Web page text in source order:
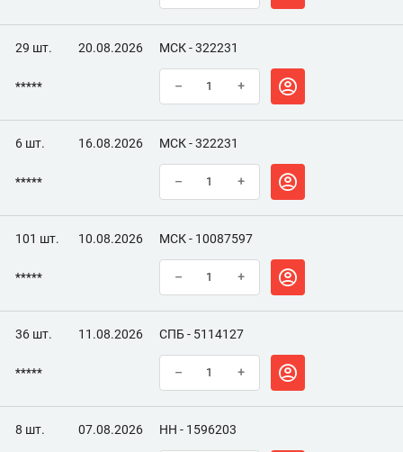
29 шт. 20.08.2026 МСК - 322231
***** – +
6 шт. 16.08.2026 МСК - 322231
***** – +
101 шт. 10.08.2026 МСК - 10087597
***** – +
36 шт. 11.08.2026 СПБ - 5114127
***** – +
8 шт. 07.08.2026 НН - 1596203